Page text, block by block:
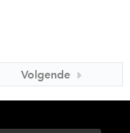
Volgende